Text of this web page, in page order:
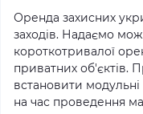
Оренда захисних
заходів. Надаємо
короткотривалої
приватних об'єктів.
встановити модульні
на час проведення